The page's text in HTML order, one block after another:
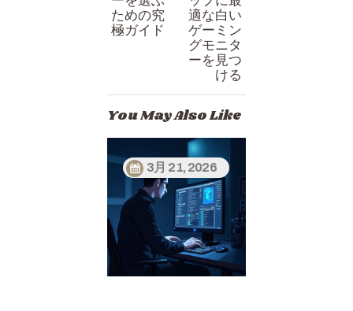
ための究
極ガイド
適な白い
ゲーミン
グモニタ
ーを見つ
ける
You May Also Like
3月 21, 2026